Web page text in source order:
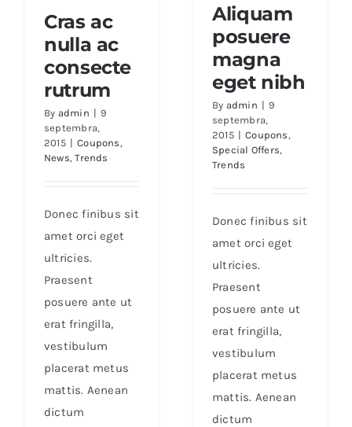
Aliquam posuere
magna eget nibh
Aliquam
posuere
magna
eget nibh
By admin | 9
septembra,
2015 | Coupons ,
Special Offers,
Trends
Donec finibus sit
amet orci eget
ultricies.
Praesent
posuere ante ut
erat fringilla,
vestibulum
placerat metus
mattis. Aenean
dictum
Cras ac nulla ac
consecte rutrum
Cras ac
nulla ac
consecte
rutrum
By admin | 9
septembra,
2015 | Coupons ,
News,Trends
Donec finibus sit
amet orci eget
ultricies.
Praesent
posuere ante ut
erat fringilla,
vestibulum
placerat metus
mattis. Aenean
dictum